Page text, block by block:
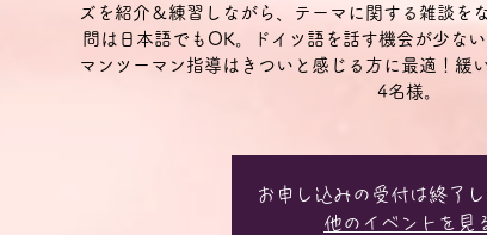
ズを紹介＆練習しながら、テーマに関する雑談を
問は日本語でもOK。ドイツ語を話す機会が少な
マンツーマン指導はきついと感じる方に最適！緩
4名様。
お申し込みの受付は終了し
他のイベントを見